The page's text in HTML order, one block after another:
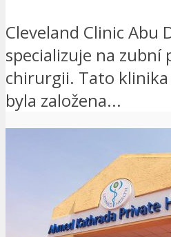
Cleveland Clinic Abu
specializuje na zubní
chirurgii. Tato klinika
byla založena...